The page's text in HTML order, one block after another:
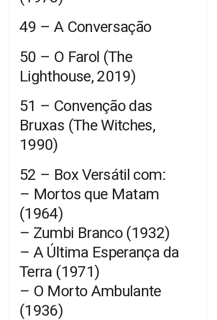
49 – A Conversação
50 – O Farol (The
Lighthouse, 2019)
51 – Convenção das
Bruxas (The Witches,
1990)
52 – Box Versátil com:
– Mortos que Matam
(1964)
– Zumbi Branco (1932)
– A Última Esperança da
Terra (1971)
– O Morto Ambulante
(1936)